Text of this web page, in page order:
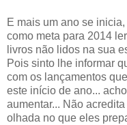
E mais um ano se
como meta para 2014
livros não lidos na sua
Pois sinto lhe informar
com os lançamentos
este início de ano...
aumentar... Não
olhada no que eles